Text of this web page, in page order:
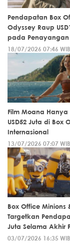
Pendapatan Box
Odyssey Raup
pada Penayangan
18/07/2026 07:46 WIB
Film Moana Hanya
USD52 Juta di Box
Internasional
13/07/2026 07:07 WIB
Box Office Minions
Targetkan
Juta Selama Akhir
03/07/2026 16:35 WIB